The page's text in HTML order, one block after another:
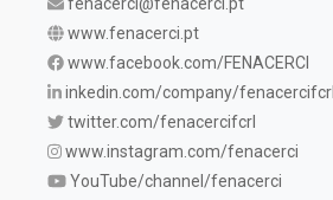
fenacerci@fenacerci.pt
www.fenacerci.pt
www.facebook.com/FENACERCI
inkedin.com/company/fenacercifcrl
twitter.com/fenacercifcrl
www.instagram.com/fenacerci
YouTube/channel/fenacerci